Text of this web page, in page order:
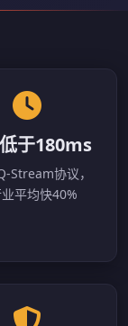
于180ms
Stream协议，
平均快40%